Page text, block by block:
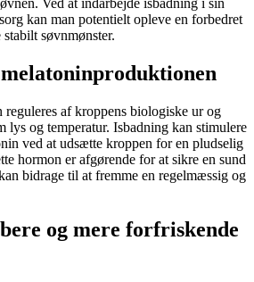
Ved at indarbejde isbadning i sin
kan man potentielt opleve en forbedret
søvnmønster.
af kroppens biologiske ur og
lys og temperatur. Isbadning kan stimulere
ved at udsætte kroppen for en pludselig
hormon er afgørende for at sikre en sund
bidrage til at fremme en regelmæssig og
og mere forfriskende